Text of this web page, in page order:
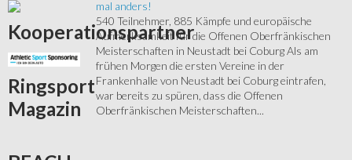
mal anders!
540 Teilnehmer, 885 Kämpfe und europäische
Aufmerksamkeit für die Offenen Oberfränkischen
Meisterschaften in Neustadt bei Coburg Als am
frühen Morgen die ersten Vereine in der
Frankenhalle von Neustadt bei Coburg eintrafen,
war bereits zu spüren, dass die Offenen
Oberfränkischen Meisterschaften...
Kooperationspartner
Ringsport
Magazin